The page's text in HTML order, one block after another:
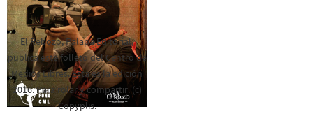
El Rebozo, Palapa Editorial,
publica este folleto del Centro de
Medios Libres. Esta es la edición
2016. Para rolar y compartir. (c)
Copyplis.